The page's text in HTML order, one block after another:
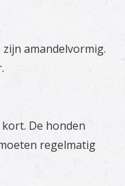
zijn amandelvormig.
De honden
regelmatig